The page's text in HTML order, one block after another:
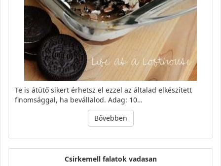
Te is átütő sikert érhetsz el ezzel az általad elkészített
finomsággal, ha bevállalod. Adag: 10…
Bővebben
Csirkemell falatok vadasan